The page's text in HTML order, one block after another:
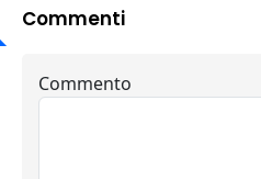
Commenti